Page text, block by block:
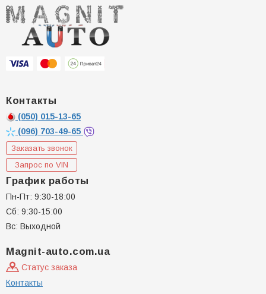
Контакты
(050) 015-13-65
(096) 703-49-65
Заказать звонок
Запрос по VIN
График работы
Пн-Пт: 9:30-18:00
Сб: 9:30-15:00
Вс: Выходной
Magnit-auto.com.ua
Статус заказа
Контакты